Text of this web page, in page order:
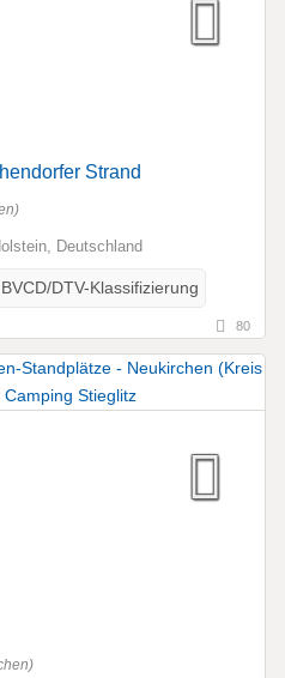
Strand
Deutschland
DTV-Klassifizierung
80